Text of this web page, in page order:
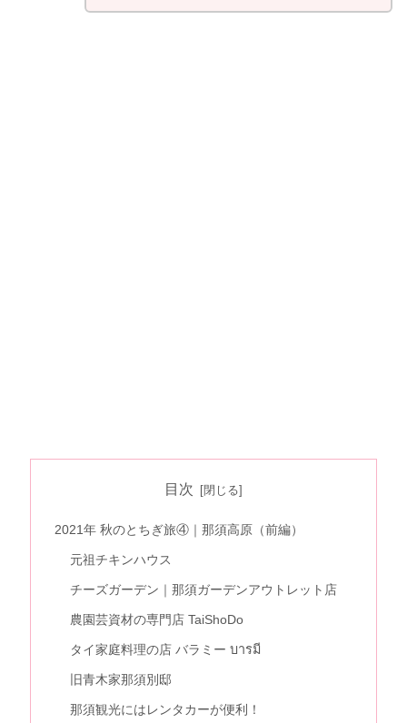
目次
2021年 秋のとちぎ旅④｜那須高原（前編）
元祖チキンハウス
チーズガーデン｜那須ガーデンアウトレット店
農園芸資材の専門店 TaiShoDo
タイ家庭料理の店 バラミー บารมี
旧青木家那須別邸
那須観光にはレンタカーが便利！